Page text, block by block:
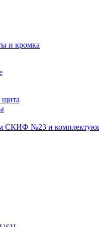
и кромка
щита
СКИФ №23 и